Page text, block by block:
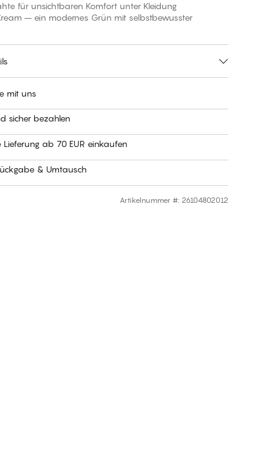
für unsichtbaren Komfort unter Kleidung
– ein modernes Grün mit selbstbewusster
mit uns
sicher bezahlen
Lieferung ab 70 EUR einkaufen
& Umtausch
Artikelnummer #: 26104802012